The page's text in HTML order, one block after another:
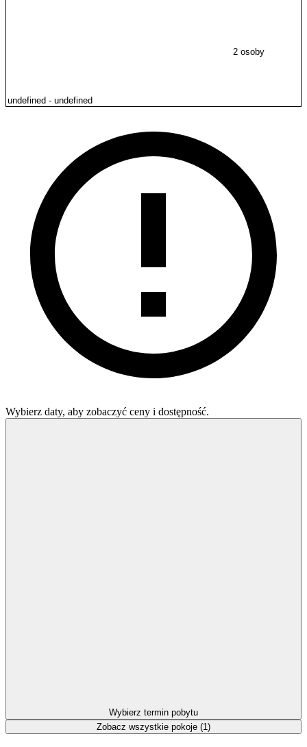
2 osoby
Wybierz daty, aby zobaczyć ceny i dostępność.
Wybierz termin pobytu
Zobacz wszystkie pokoje (1)